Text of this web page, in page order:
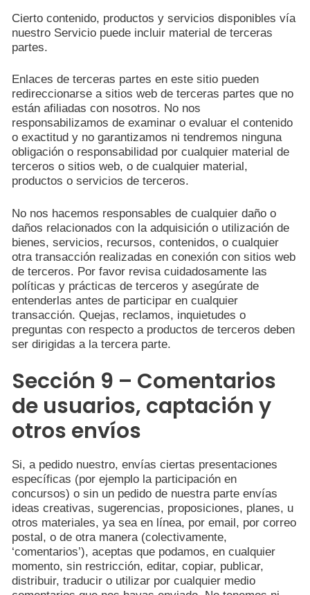
Cierto contenido, productos y servicios disponibles vía
nuestro Servicio puede incluir material de terceras
partes.
Enlaces de terceras partes en este sitio pueden
redireccionarse a sitios web de terceras partes que no
están afiliadas con nosotros. No nos
responsabilizamos de examinar o evaluar el contenido
o exactitud y no garantizamos ni tendremos ninguna
obligación o responsabilidad por cualquier material de
terceros o sitios web, o de cualquier material,
productos o servicios de terceros.
No nos hacemos responsables de cualquier daño o
daños relacionados con la adquisición o utilización de
bienes, servicios, recursos, contenidos, o cualquier
otra transacción realizadas en conexión con sitios web
de terceros. Por favor revisa cuidadosamente las
políticas y prácticas de terceros y asegúrate de
entenderlas antes de participar en cualquier
transacción. Quejas, reclamos, inquietudes o
preguntas con respecto a productos de terceros deben
ser dirigidas a la tercera parte.
Sección 9 – Comentarios
de usuarios, captación y
otros envíos
Si, a pedido nuestro, envías ciertas presentaciones
específicas (por ejemplo la participación en
concursos) o sin un pedido de nuestra parte envías
ideas creativas, sugerencias, proposiciones, planes, u
otros materiales, ya sea en línea, por email, por correo
postal, o de otra manera (colectivamente,
‘comentarios’), aceptas que podamos, en cualquier
momento, sin restricción, editar, copiar, publicar,
distribuir, traducir o utilizar por cualquier medio